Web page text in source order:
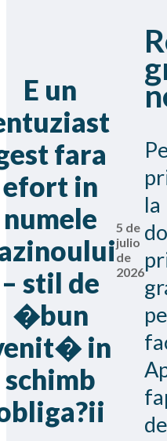
E un
fara
efort in
numele
– stil de
�bun
in
schimb
5 de
julio
de
2026